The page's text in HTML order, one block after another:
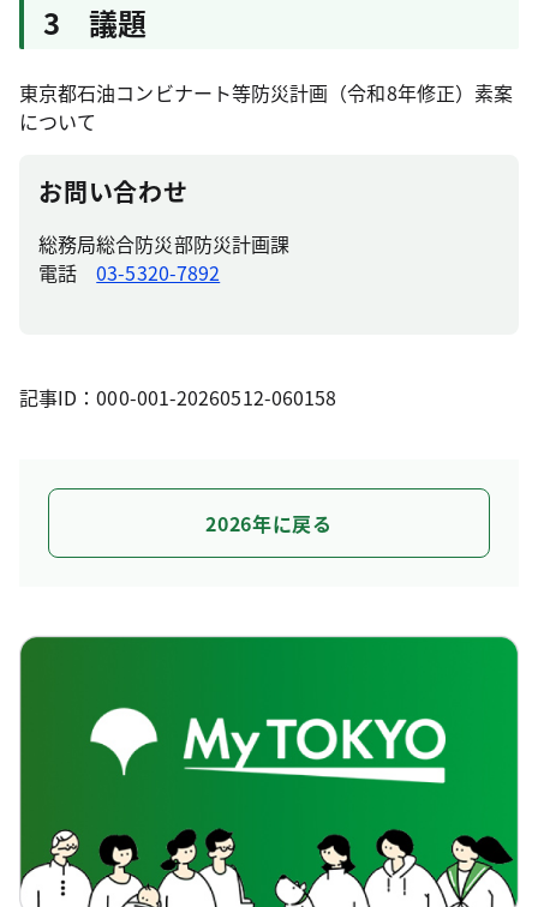
3 議題
東京都石油コンビナート等防災計画（令和8年修正）素案
について
お問い合わせ
総務局総合防災部防災計画課
電話03-5320-7892
記事ID：000-001-20260512-060158
2026年に戻る